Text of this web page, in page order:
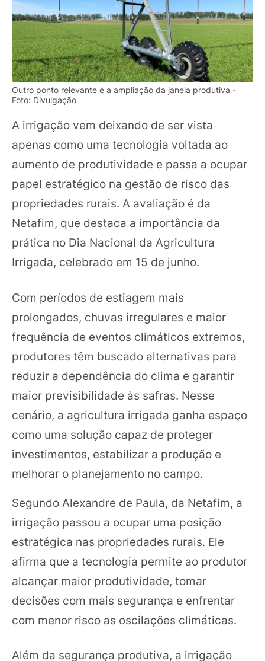
Outro ponto relevante é a ampliação da janela produtiva -
Foto: Divulgação
A irrigação vem deixando de ser vista
apenas como uma tecnologia voltada ao
aumento de produtividade e passa a ocupar
papel estratégico na gestão de risco das
propriedades rurais. A avaliação é da
Netafim, que destaca a importância da
prática no Dia Nacional da Agricultura
Irrigada, celebrado em 15 de junho.
Com períodos de estiagem mais
prolongados, chuvas irregulares e maior
frequência de eventos climáticos extremos,
produtores têm buscado alternativas para
reduzir a dependência do clima e garantir
maior previsibilidade às safras. Nesse
cenário, a agricultura irrigada ganha espaço
como uma solução capaz de proteger
investimentos, estabilizar a produção e
melhorar o planejamento no campo.
Segundo Alexandre de Paula, da Netafim, a
irrigação passou a ocupar uma posição
estratégica nas propriedades rurais. Ele
afirma que a tecnologia permite ao produtor
alcançar maior produtividade, tomar
decisões com mais segurança e enfrentar
com menor risco as oscilações climáticas.
Além da segurança produtiva, a irrigação